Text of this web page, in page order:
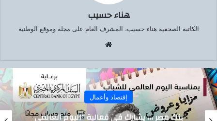
هناء حسيب
الكاتبة الصحفية هناء حسيب، المشرف العام على مجلة وموقع الوطنية
الوي
ب
العالمي
إقتصاد وأعمال